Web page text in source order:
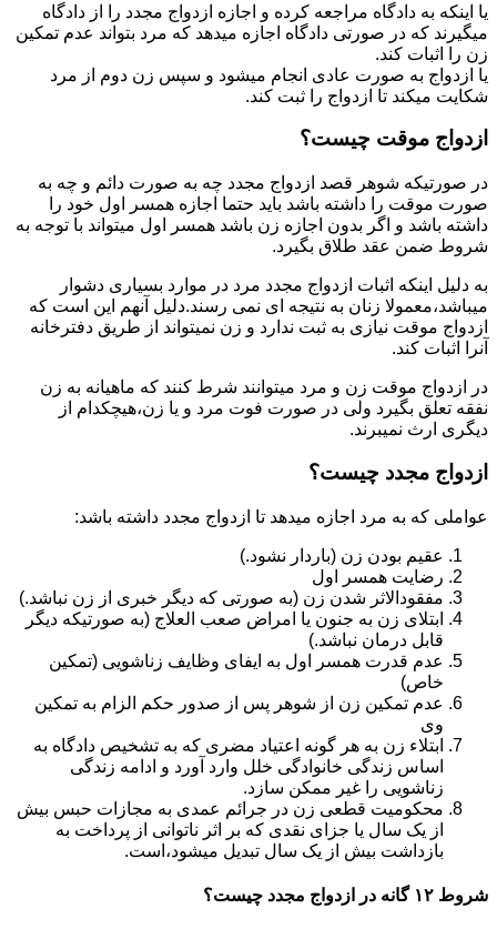
یا اینکه به دادگاه مراجعه کرده و اجازه ازدواج مجدد را از دادگاه
میگیرند که در صورتی دادگاه اجازه میدهد که مرد بتواند عدم تمکین
زن را اثبات کند.
یا ازدواج به صورت عادی انجام میشود و سپس زن دوم از مرد
شکایت میکند تا ازدواج را ثبت کند.
ازدواج موقت چیست؟
در صورتیکه شوهر قصد ازدواج مجدد چه به صورت دائم و چه به
صورت موقت را داشته باشد باید حتما اجازه همسر اول خود را
داشته باشد و اگر بدون اجازه زن باشد همسر اول میتواند با توجه به
شروط ضمن عقد طلاق بگیرد.
به دلیل اینکه اثبات ازدواج مجدد مرد در موارد بسیاری دشوار
میباشد،معمولا زنان به نتیجه ای نمی رسند.دلیل آنهم این است که
ازدواج موقت نیازی به ثبت ندارد و زن نمیتواند از طریق دفترخانه
آنرا اثبات کند.
در ازدواج موقت زن و مرد میتوانند شرط کنند که ماهیانه به زن
نفقه تعلق بگیرد ولی در صورت فوت مرد و یا زن،هیچکدام از
دیگری ارث نمیبرند.
ازدواج مجدد چیست؟
عواملی که به مرد اجازه میدهد تا ازدواج مجدد داشته باشد:
عقیم بودن زن (باردار نشود.)
رضایت همسر اول
مفقودالاثر شدن زن (به صورتی که دیگر خبری از زن نباشد.)
ابتلای زن به جنون یا امراض صعب العلاج (به صورتیکه دیگر
قابل درمان نباشد.)
عدم قدرت همسر اول به ایفای وظایف زناشویی (تمکین
خاص)
عدم تمکین زن از شوهر پس از صدور حکم الزام به تمکین
وی
ابتلاء زن به هر گونه اعتیاد مضری که به تشخیص دادگاه به
اساس زندگی خانوادگی خلل وارد آورد و ادامه زندگی
زناشویی را غیر ممکن سازد.
محکومیت قطعی زن در جرائم عمدی به مجازات حبس بیش
از یک سال یا جزای نقدی که بر اثر ناتوانی از پرداخت به
بازداشت بیش از یک سال تبدیل می‎شود،است.
شروط ۱۲ گانه در ازدواج مجدد چیست؟